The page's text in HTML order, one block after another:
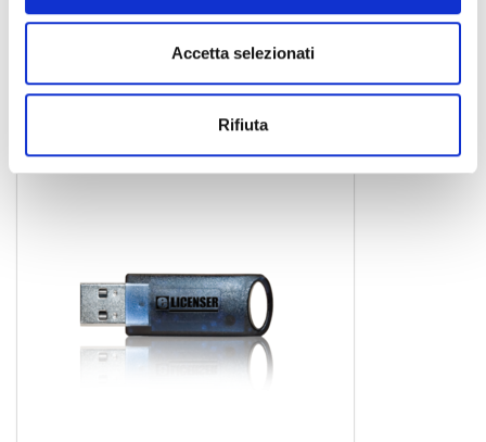
Accetta selezionati
Rifiuta
CUBASE PRO 11 educational